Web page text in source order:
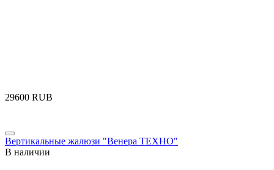
‍29600‍ RUB
Вертикальные жалюзи "Венера ТЕХНО"
В наличии